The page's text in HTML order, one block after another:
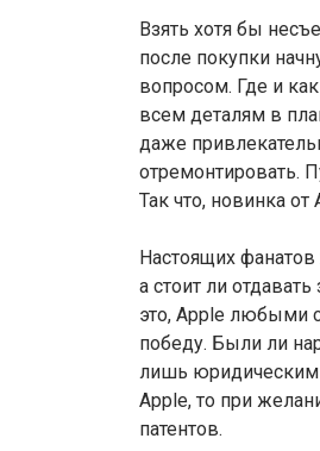
Взять хотя бы
после покупки
вопросом. Где и
всем деталям в
даже
отремонтировать.
Так что, новинка
Настоящих
а стоит ли
это, Apple любыми
победу. Были ли
лишь юридическим
Apple, то при
патентов.